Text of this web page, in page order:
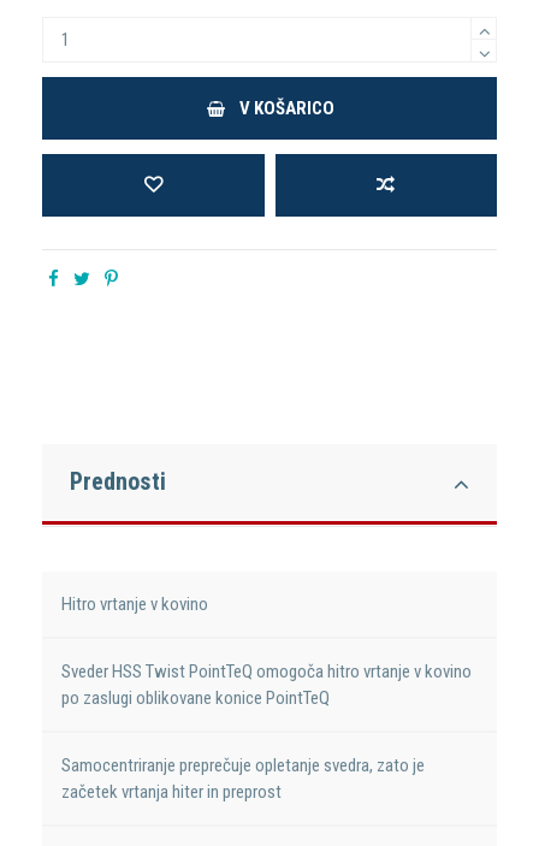
V KOŠARICO
Prednosti
Hitro vrtanje v kovino
Sveder HSS Twist PointTeQ omogoča hitro vrtanje v kovino
po zaslugi oblikovane konice PointTeQ
Samocentriranje preprečuje opletanje svedra, zato je
začetek vrtanja hiter in preprost